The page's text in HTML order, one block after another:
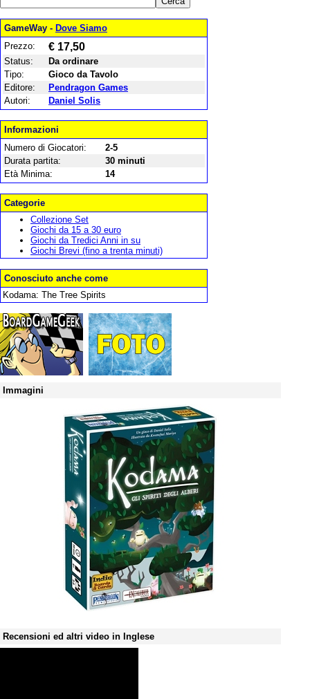
GameWay - Dove Siamo
Prezzo:
€ 17,50
Status:
Da ordinare
Tipo:
Gioco da Tavolo
Editore:
Pendragon Games
Autori:
Daniel Solis
Informazioni
Numero di Giocatori:
2-5
Durata partita:
30 minuti
Età Minima:
14
Categorie
Collezione Set
Giochi da 15 a 30 euro
Giochi da Tredici Anni in su
Giochi Brevi (fino a trenta minuti)
Conosciuto anche come
Kodama: The Tree Spirits
Immagini
Recensioni ed altri video in Inglese